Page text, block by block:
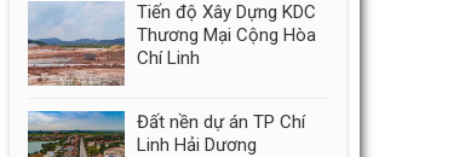
Tiến độ Xây Dựng KDC
Thương Mại Cộng Hòa
Chí Linh
Đất nền dự án TP Chí
Linh Hải Dương